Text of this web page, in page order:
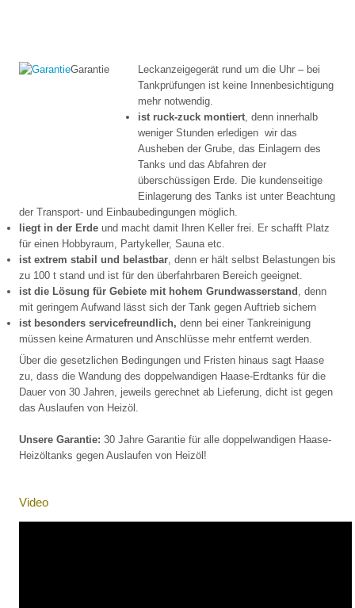
Garantie
Leckanzeigegerät rund um die Uhr – bei
Tankprüfungen ist keine Innenbesichtigung
mehr notwendig.
ist ruck-zuck montiert, denn innerhalb
weniger Stunden erledigen wir das
Ausheben der Grube, das Einlagern des
Tanks und das Abfahren der
überschüssigen Erde. Die kundenseitige
Einlagerung des Tanks ist unter Beachtung
der Transport- und Einbaubedingungen möglich.
liegt in der Erdeund macht damit Ihren Keller frei. Er schafft Platz
für einen Hobbyraum, Partykeller, Sauna etc.
ist extrem stabil und belastbar, denn er hält selbst Belastungen bis
zu 100 t stand und ist für den überfahrbaren Bereich geeignet.
ist die Lösung für Gebiete mit hohem Grundwasserstand
, denn
mit geringem Aufwand lässt sich der Tank gegen Auftrieb sichern
ist besonders servicefreundlich, denn bei einer Tankreinigung
müssen keine Armaturen und Anschlüsse mehr entfernt werden.
Über die gesetzlichen Bedingungen und Fristen hinaus sagt Haase
zu, dass die Wandung des doppelwandigen Haase-Erdtanks für die
Dauer von 30 Jahren, jeweils gerechnet ab Lieferung, dicht ist gegen
das Auslaufen von Heizöl.
Unsere Garantie: 30 Jahre Garantie für alle doppelwandigen Haase-
Heizöltanks gegen Auslaufen von Heizöl!
Video